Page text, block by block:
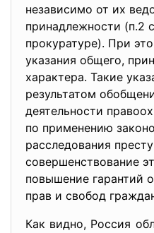
независимо от их
принадлежности (п.2
прокуратуре). При
указания общего,
характера. Такие
результатом
деятельности
по применению
расследования
совершенствование
повышение гарантий
прав и свобод
Как видно, Россия